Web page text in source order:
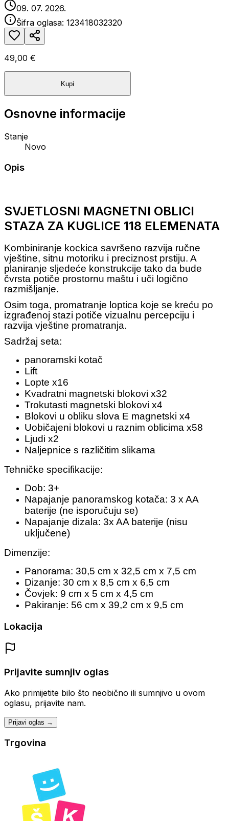
09. 07. 2026.
Šifra oglasa: 123418032320
49,00 €
Kupi
Osnovne informacije
Stanje
Novo
Opis
SVJETLOSNI MAGNETNI OBLICI
STAZA ZA KUGLICE 118 ELEMENATA
Kombiniranje kockica savršeno razvija ručne
vještine, sitnu motoriku i preciznost prstiju. A
planiranje sljedeće konstrukcije tako da bude
čvrsta potiče prostornu maštu i uči logično
razmišljanje.
Osim toga, promatranje loptica koje se kreću po
izgrađenoj stazi potiče vizualnu percepciju i
razvija vještine promatranja.
Sadržaj seta:
panoramski kotač
Lift
Lopte x16
Kvadratni magnetski blokovi x32
Trokutasti magnetski blokovi x4
Blokovi u obliku slova E magnetski x4
Uobičajeni blokovi u raznim oblicima x58
Ljudi x2
Naljepnice s različitim slikama
Tehničke specifikacije:
Dob: 3+
Napajanje panoramskog kotača: 3 x AA
baterije (ne isporučuju se)
Napajanje dizala: 3x AA baterije (nisu
uključene)
Dimenzije:
Panorama: 30,5 cm x 32,5 cm x 7,5 cm
Dizanje: 30 cm x 8,5 cm x 6,5 cm
Čovjek: 9 cm x 5 cm x 4,5 cm
Pakiranje: 56 cm x 39,2 cm x 9,5 cm
Lokacija
Prijavite sumnjiv oglas
Ako primijetite bilo što neobično ili sumnjivo u ovom
oglasu, prijavite nam.
Prijavi oglas →
Trgovina